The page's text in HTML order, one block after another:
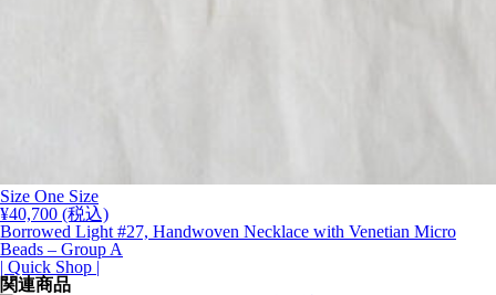
Size One Size
¥40,700 (税込)
Borrowed Light #27, Handwoven Necklace with Venetian Micro
Beads – Group A
| Quick Shop |
関連商品